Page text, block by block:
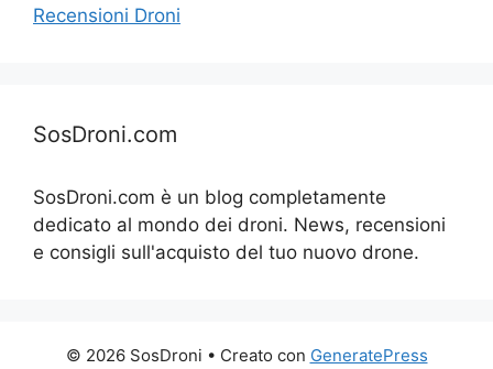
Recensioni Droni
SosDroni.com
SosDroni.com è un blog completamente
dedicato al mondo dei droni. News, recensioni
e consigli sull'acquisto del tuo nuovo drone.
© 2026 SosDroni • Creato con GeneratePress